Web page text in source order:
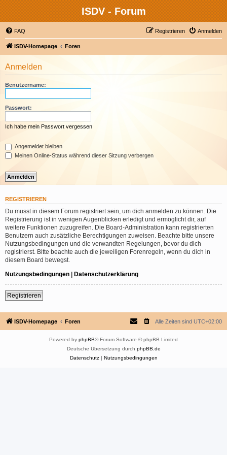
ISDV - Forum
FAQ Anmelden
Registrieren
ISDV-Homepage Foren
Anmelden
Benutzername:
Passwort:
Ich habe mein Passwort vergessen
Angemeldet bleiben
Meinen Online-Status während dieser Sitzung verbergen
REGISTRIEREN
Du musst in diesem Forum registriert sein, um dich anmelden zu können. Die
Registrierung ist in wenigen Augenblicken erledigt und ermöglicht dir, auf
weitere Funktionen zuzugreifen. Die Board-Administration kann registrierten
Benutzern auch zusätzliche Berechtigungen zuweisen. Beachte bitte unsere
Nutzungsbedingungen und die verwandten Regelungen, bevor du dich
registrierst. Bitte beachte auch die jeweiligen Forenregeln, wenn du dich in
diesem Board bewegst.
Nutzungsbedingungen | Datenschutzerklärung
Registrieren
ISDV-Homepage Foren Alle Zeiten sind UTC+02:00
Powered by phpBB® Forum Software © phpBB Limited
Deutsche Übersetzung durch phpBB.de
Datenschutz| Nutzungsbedingungen